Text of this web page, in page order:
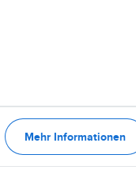
Mehr Informationen